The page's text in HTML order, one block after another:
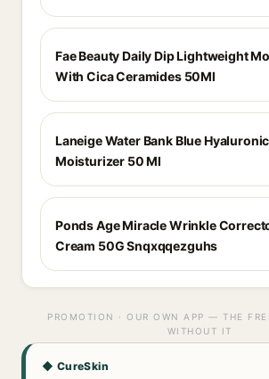
Fae Beauty Daily Dip Lightweight
With Cica Ceramides 50Ml
Laneige Water Bank Blue
Moisturizer 50 Ml
Ponds Age Miracle Wrinkle
Cream 50G Snqxqqezguhs
PROMOTION · OUR OWN APP — THE
WITHOUT IT
◆ CureSkin